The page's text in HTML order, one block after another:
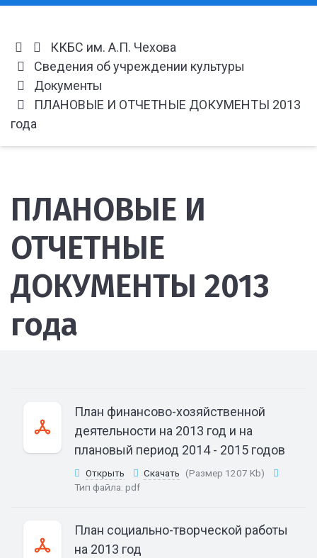
ККБС им. А.П. Чехова
Сведения об учреждении культуры
Документы
ПЛАНОВЫЕ И ОТЧЕТНЫЕ ДОКУМЕНТЫ 2013
года
ПЛАНОВЫЕ И
ОТЧЕТНЫЕ
ДОКУМЕНТЫ 2013
года
План финансово-хозяйственной
деятельности на 2013 год и на
плановый период 2014 - 2015 годов
Открыть Скачать
(Размер 1207 Kb)
Тип файла: pdf
План социально-творческой работы
на 2013 год